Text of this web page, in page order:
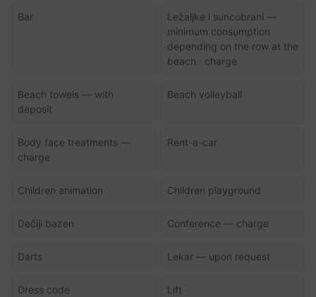
Bar
Ležaljke i suncobrani —
minimum consumption
depending on the row at the
beach · charge
Beach towels — with
deposit
Beach volleyball
Body face treatments —
charge
Rent-a-car
Children animation Children playground
Dečiji bazen Conference — charge
Darts Lekar — upon request
Dress code Lift